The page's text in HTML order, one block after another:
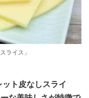
ライス」
ト皮なしスライ